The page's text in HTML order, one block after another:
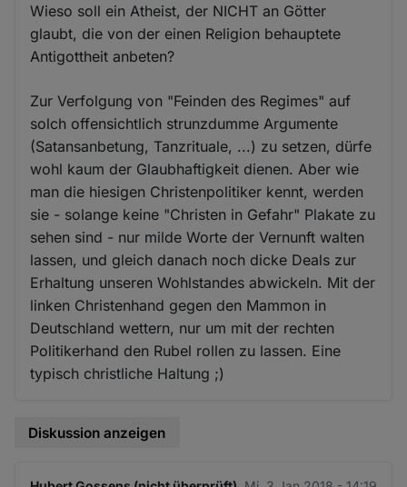
Wieso soll ein Atheist, der NICHT an Götter
glaubt, die von der einen Religion behauptete
Antigottheit anbeten?
Zur Verfolgung von "Feinden des Regimes" auf
solch offensichtlich strunzdumme Argumente
(Satansanbetung, Tanzrituale, ...) zu setzen, dürfe
wohl kaum der Glaubhaftigkeit dienen. Aber wie
man die hiesigen Christenpolitiker kennt, werden
sie - solange keine "Christen in Gefahr" Plakate zu
sehen sind - nur milde Worte der Vernunft walten
lassen, und gleich danach noch dicke Deals zur
Erhaltung unseren Wohlstandes abwickeln. Mit der
linken Christenhand gegen den Mammon in
Deutschland wettern, nur um mit der rechten
Politikerhand den Rubel rollen zu lassen. Eine
typisch christliche Haltung ;)
Diskussion anzeigen